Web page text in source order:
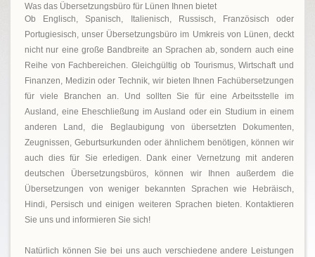
Was das Übersetzungsbüro für Lünen Ihnen bietet
Ob Englisch, Spanisch, Italienisch, Russisch, Französisch oder
Portugiesisch, unser Übersetzungsbüro im Umkreis von Lünen, deckt
nicht nur eine große Bandbreite an Sprachen ab, sondern auch eine
Reihe von Fachbereichen. Gleichgültig ob Tourismus, Wirtschaft und
Finanzen, Medizin oder Technik, wir bieten Ihnen Fachübersetzungen
für viele Branchen an. Und sollten Sie für eine Arbeitsstelle im
Ausland, eine Eheschließung im Ausland oder ein Studium in einem
anderen Land, die Beglaubigung von übersetzten Dokumenten,
Zeugnissen, Geburtsurkunden oder ähnlichem benötigen, können wir
auch dies für Sie erledigen. Dank einer Vernetzung mit anderen
deutschen Übersetzungsbüros, können wir Ihnen außerdem die
Übersetzungen von weniger bekannten Sprachen wie Hebräisch,
Hindi, Persisch und einigen weiteren Sprachen bieten. Kontaktieren
Sie uns und informieren Sie sich!
Natürlich können Sie bei uns auch verschiedene andere Leistungen